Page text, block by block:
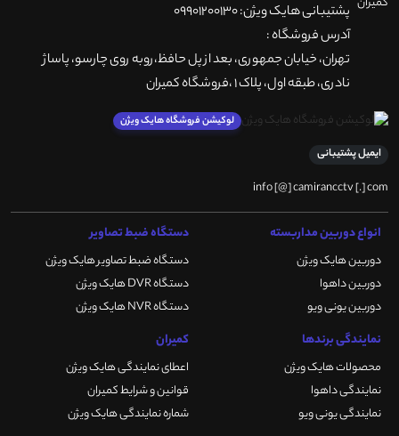
پشتیبانی هایک ویژن: 09901200130
آدرس فروشگاه :
تهران، خيابان جمهوری، بعد از پل حافظ،روبه روی چارسو، پاساژ
نادری، طبقه اول، پلاک 1 ،فروشگاه کمیران
لوکیشن فروشگاه هایک ویژن
ایمیل پشتیبانی
info [@] camirancctv [.] com
انواع دوربین مداربسته
دوربین هایک ویژن
دوربین داهوا
دوربین یونی ویو
دستگاه ضبط تصاویر
دستگاه ضبط تصاویر هایک ویژن
دستگاه DVR هایک ویژن
دستگاه NVR هایک ویژن
نمایندگی برندها
محصولات هایک ویژن
نمایندگی داهوا
نمایندگی یونی ویو
کمیران
اعطای نمایندگی هایک ویژن
قوانین و شرایط کمیران
شماره نمایندگی هایک ویژن